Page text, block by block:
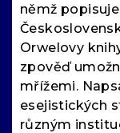
němž
Orwelovy
zpověď
mřížemi.
esejistických
různým